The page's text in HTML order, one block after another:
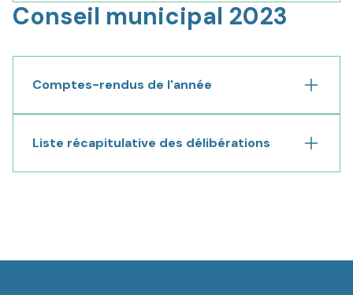
Conseil municipal 2023
Comptes-rendus de l'année
Liste récapitulative des délibérations